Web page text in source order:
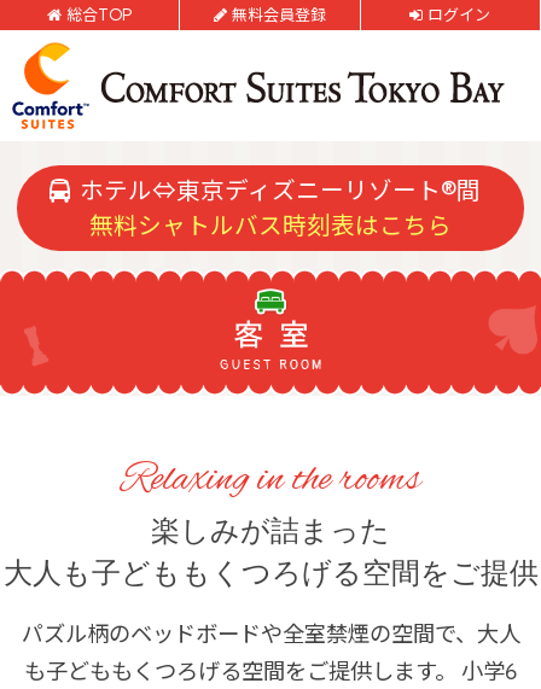
総合TOP 無料会員登録 ログイン
ホテル⇔東京ディズニーリゾート®間
無料シャトルバス時刻表はこちら
チェックアウト日
部屋数
1室あたり
空室検索
会員特典のご案内
予約確認・変更・キャンセル
特別優待会員様 交通＋宿泊プラン
Relaxing in the rooms
楽しみが詰まった
大人も子どももくつろげる空間をご提供
パズル柄のベッドボードや全室禁煙の空間で、大人
も子どももくつろげる空間をご提供します。
小学6
ご予約確認・変更・キャンセルフォーム
公式Webサイトからのご予約